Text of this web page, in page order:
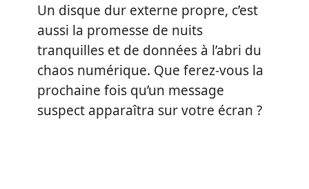
Un disque dur externe propre, c’est
aussi la promesse de nuits
tranquilles et de données à l’abri du
chaos numérique. Que ferez-vous la
prochaine fois qu’un message
suspect apparaîtra sur votre écran ?